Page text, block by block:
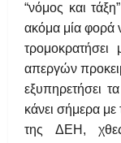
“νόμος και
ακόμα μία φορά
απεργών
εξυπηρετήσει
κάνει σήμερα
της ΔΕΗ,